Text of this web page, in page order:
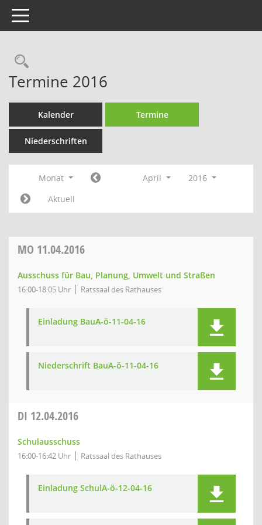
Toggle navigation
Rechercheauswahl
Termine 2016
Kalender Termine
Niederschriften
Monat April
2016
Aktuell
MO 11.04.2016
Ausschuss für Bau, Planung, Umwelt und Straßen
16:00-18:05 Uhr Ratssaal des Rathauses
Einladung BauA-ö-11-04-16
Niederschrift BauA-ö-11-04-16
DI 12.04.2016
Schulausschuss
16:00-16:42 Uhr Ratssaal des Rathauses
Einladung SchulA-ö-12-04-16